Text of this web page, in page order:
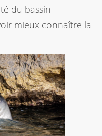
du bassin
mieux connaître la